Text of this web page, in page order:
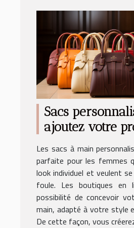
Sacs
ajoutez votre
Les sacs à main
parfaite pour les femmes
look individuel et veulent
foule. Les boutiques
possibilité de concevoir
main, adapté à votre style
De cette façon, vous